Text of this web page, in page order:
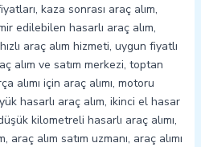
kaza sonrası araç alım,
edilebilen hasarlı araç alım,
araç alım hizmeti, uygun fiyatlı
alım ve satım merkezi, toptan
alımı için araç alımı, motoru
hasarlı araç alım, ikinci el hasar
kilometreli hasarlı araç alımı,
alım satım uzmanı, araç alımı